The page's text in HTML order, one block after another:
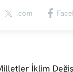
.com
İklim